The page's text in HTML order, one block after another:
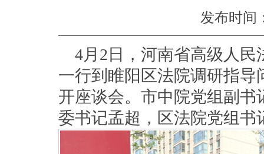
发布时间
4月2日，河南省高级人
一行到睢阳区法院调研指
开座谈会。市中院党组副
委书记孟超，区法院党组